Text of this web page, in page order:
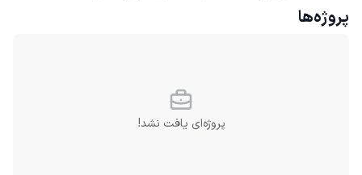
پروژه‌ها
پروژه‌ای یافت نشد!